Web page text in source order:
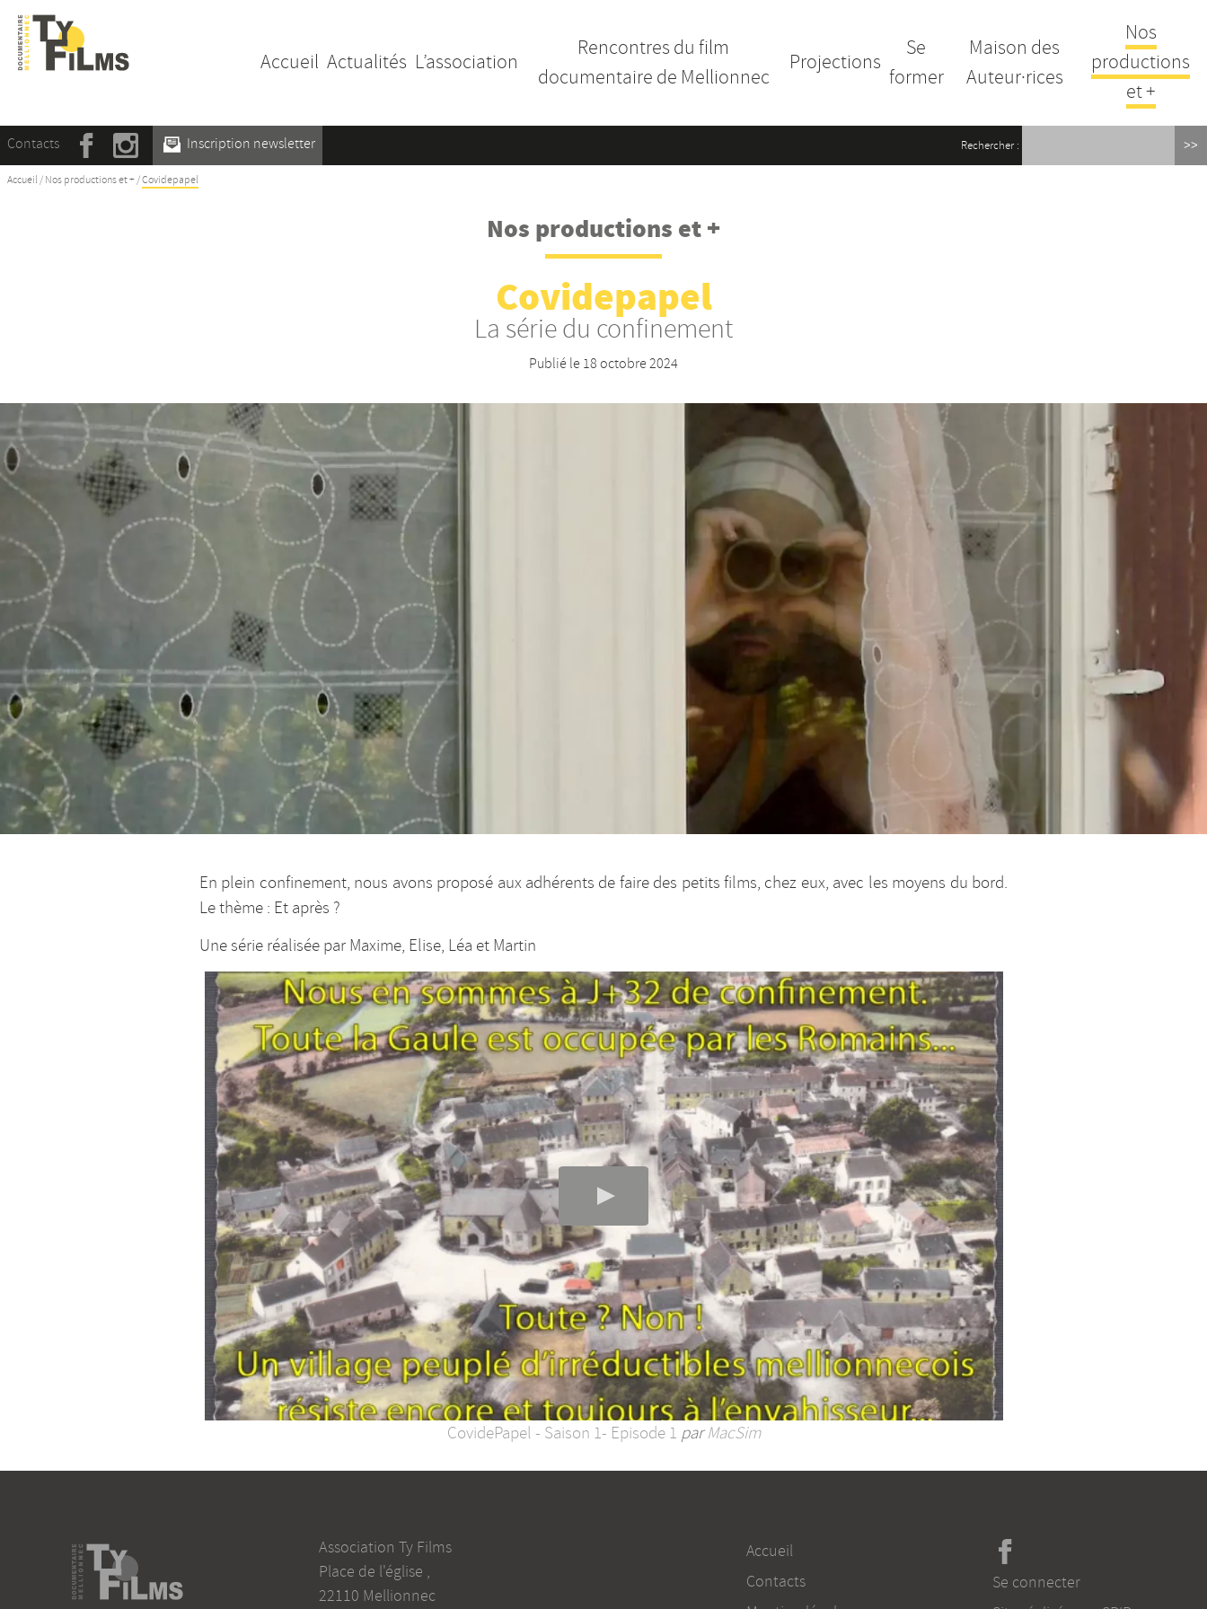
Accueil Actualités L’association
Rencontres du film
documentaire de Mellionnec
Projections
Se
former
Maison des
Auteur·rices
Nos
productions
et +
Contacts Inscription newsletter Rechercher :
Accueil / Nos productions et + /Covidepapel
Nos productions et +
Covidepapel
La série du confinement
Publié le 18 octobre 2024
En plein confinement, nous avons proposé aux adhérents de faire des petits films, chez eux, avec les moyens du bord.
Le thème : Et après ?
Une série réalisée par Maxime, Elise, Léa et Martin
CovidePapel - Saison 1- Episode 1 parMacSim
Association Ty Films
Place de l'église ,
22110 Mellionnec
Accueil
Contacts
Se connecter